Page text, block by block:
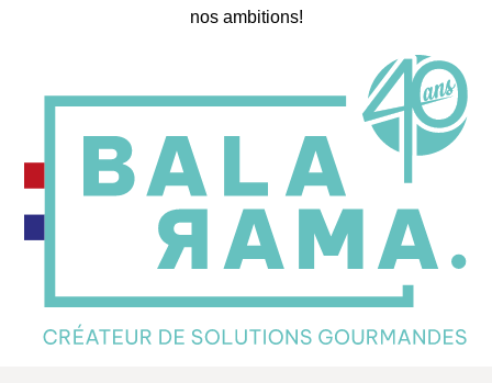
nos ambitions!